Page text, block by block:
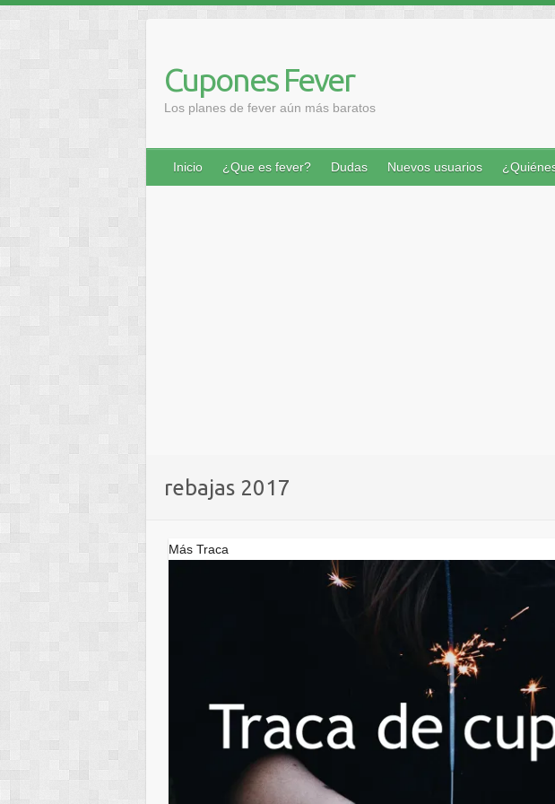
contenido
Cupones Fever
Los planes de fever aún más baratos
Inicio ¿Que es fever? Dudas Nuevos usuarios
rebajas 2017
Más Traca